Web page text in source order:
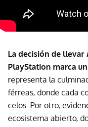
La decisión de llevar
PlayStation marca
representa la
férreas, donde cada
celos. Por otro,
ecosistema abierto,